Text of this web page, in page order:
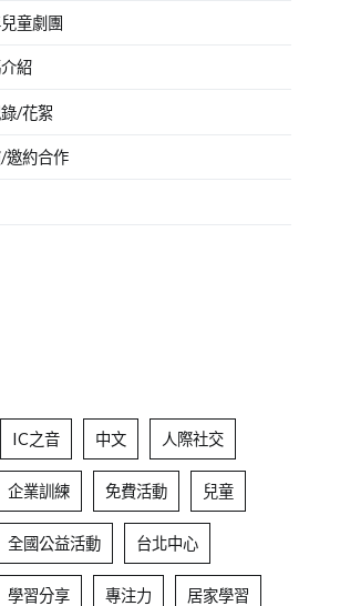
童劇團
紹
/花絮
邀約合作
IC之音 中文 人際社交
企業訓練 免費活動 兒童
全國公益活動 台北中心
學習分享 專注力 居家學習